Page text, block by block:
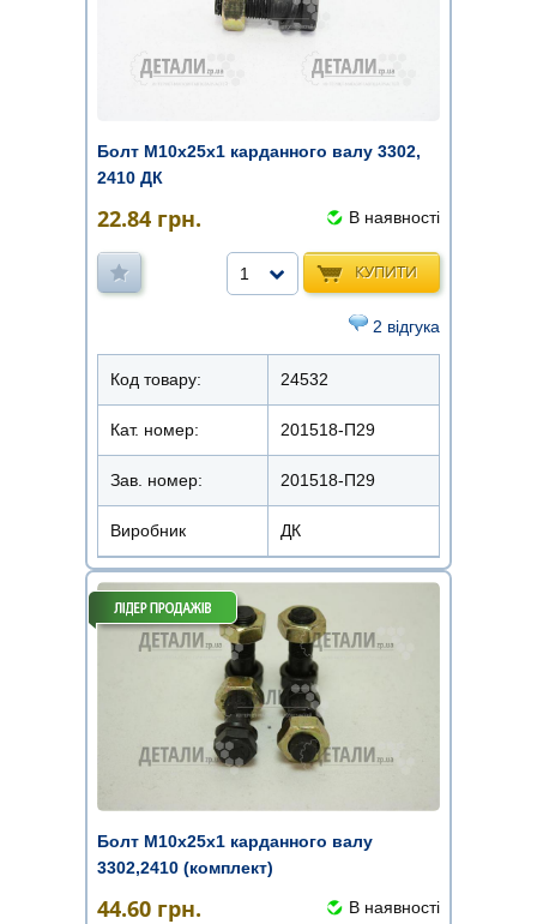
Болт М10х25х1 карданного валу 3302,
2410 ДК
22.84 грн. В наявності
КУПИТИ
1
2 відгука
Код товару: 24532
Кат. номер: 201518-П29
Зав. номер: 201518-П29
Виробник ДК
Болт М10х25х1 карданного валу
3302,2410 (комплект)
44.60 грн. В наявності